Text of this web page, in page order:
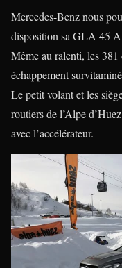
Mercedes-Benz nous
disposition sa GLA 45
Même au ralenti, les
échappement
Le petit volant et les
routiers de l’Alpe
avec l’accélérateur.